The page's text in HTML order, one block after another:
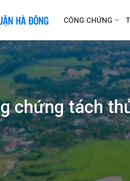
CÔNG CHỨNG
chứng tách